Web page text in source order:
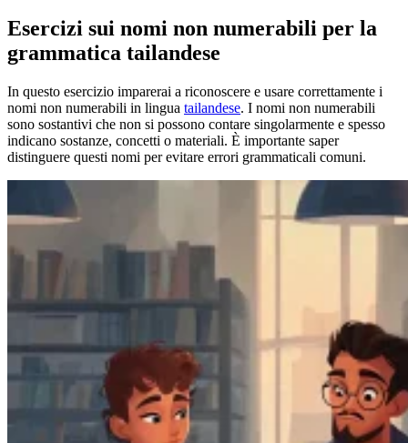
Esercizi sui nomi non numerabili per la
grammatica tailandese
In questo esercizio imparerai a riconoscere e usare correttamente i
nomi non numerabili in lingua tailandese. I nomi non numerabili
sono sostantivi che non si possono contare singolarmente e spesso
indicano sostanze, concetti o materiali. È importante saper
distinguere questi nomi per evitare errori grammaticali comuni.